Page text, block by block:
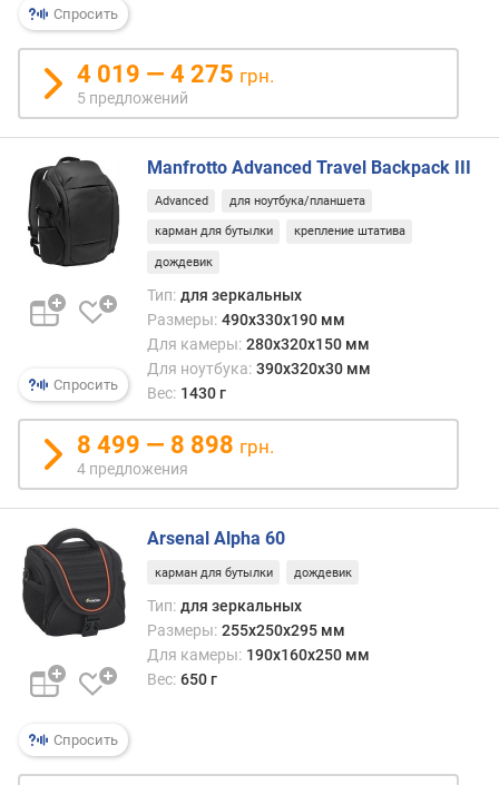
Спросить
4 019 — 4 275 грн.
5 предложений
Спросить
Manfrotto Advanced Travel Backpack III
Advanced для ноутбука/планшета
карман для бутылки крепление штатива
дождевик
Тип: для зеркальных
Размеры: 490x330x190 мм
Для камеры: 280x320x150 мм
Для ноутбука: 390x320x30 мм
Вес: 1430 г
8 499 — 8 898 грн.
4 предложения
Спросить
Arsenal Alpha 60
карман для бутылки дождевик
Тип: для зеркальных
Размеры: 255x250x295 мм
Для камеры: 190x160x250 мм
Вес: 650 г